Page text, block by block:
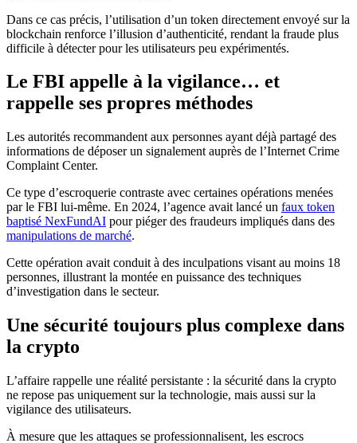
Dans ce cas précis, l’utilisation d’un token directement envoyé sur la
blockchain renforce l’illusion d’authenticité, rendant la fraude plus
difficile à détecter pour les utilisateurs peu expérimentés.
Le FBI appelle à la vigilance… et
rappelle ses propres méthodes
Les autorités recommandent aux personnes ayant déjà partagé des
informations de déposer un signalement auprès de l’Internet Crime
Complaint Center.
Ce type d’escroquerie contraste avec certaines opérations menées
par le FBI lui-même. En 2024, l’agence avait lancé un faux token
baptisé NexFundAI pour piéger des fraudeurs impliqués dans des
manipulations de marché.
Cette opération avait conduit à des inculpations visant au moins 18
personnes, illustrant la montée en puissance des techniques
d’investigation dans le secteur.
Une sécurité toujours plus complexe dans
la crypto
L’affaire rappelle une réalité persistante : la sécurité dans la crypto
ne repose pas uniquement sur la technologie, mais aussi sur la
vigilance des utilisateurs.
À mesure que les attaques se professionnalisent, les escrocs